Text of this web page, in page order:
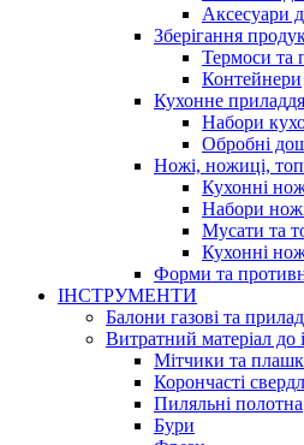
Аксесуари
Зберігання
Термоси та
Контейнери
Кухонне приладдя
Набори
Обробні
Ножі, ножиці,
Кухонні
Набори
Мусати та
Кухонні
Форми та
ІНСТРУМЕНТИ
Балони газові та
Витратний матеріал до
Мітчики та
Корончасті
Пиляльні полотна
Бури